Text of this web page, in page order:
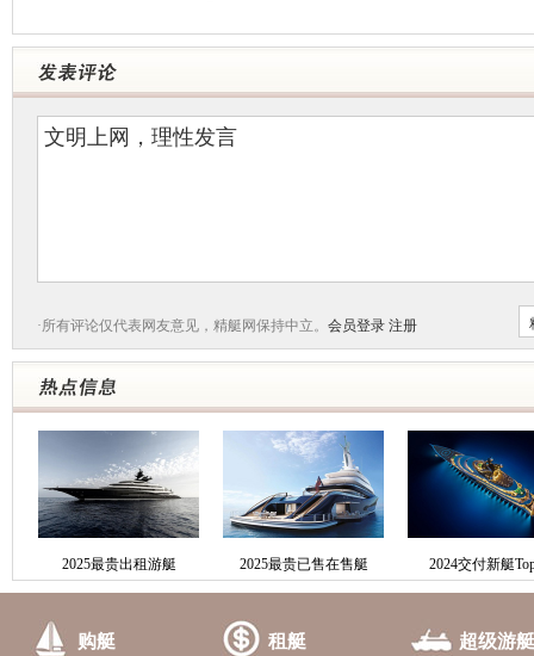
·所有评论仅代表网友意见，精艇网保持中立。 会员登录 注册
2025最贵出租游艇 2025最贵已售在售艇 2024交付新艇
购艇 租艇 超级游艇